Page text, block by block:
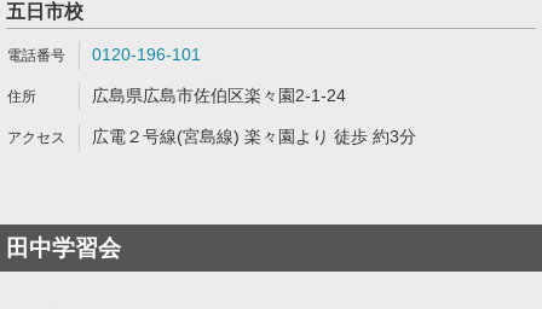
五日市校
0120-196-101
広島県広島市佐伯区楽々園2-1-24
広電２号線(宮島線) 楽々園より 徒歩 約3分
田中学習会